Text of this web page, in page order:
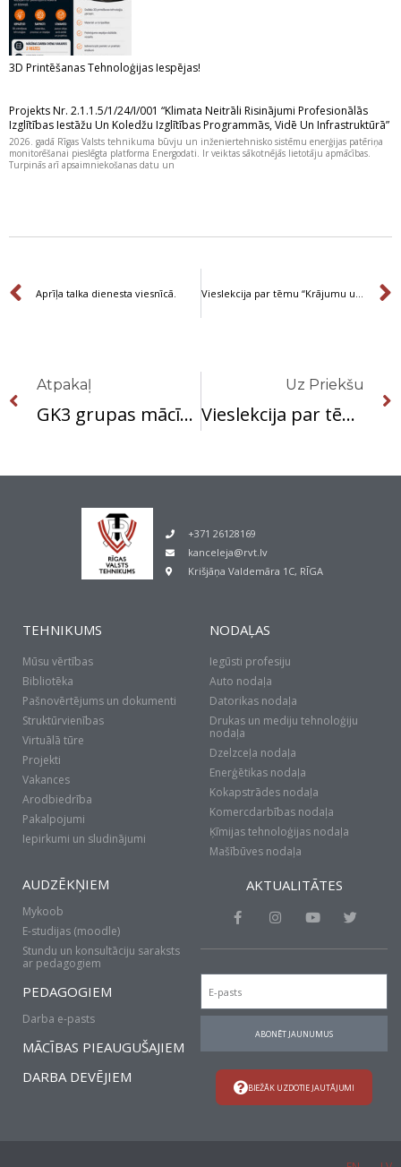
3D Printēšanas Tehnoloģijas Iespējas!
Projekts Nr. 2.1.1.5/1/24/I/001 “Klimata Neitrāli Risinājumi Profesionālās
Izglītības Iestāžu Un Koledžu Izglītības Programmās, Vidē Un Infrastruktūrā”
2026. gadā Rīgas Valsts tehnikuma būvju un inženiertehnisko sistēmu enerģijas patēriņa
monitorēšanai pieslēgta platforma Energodati. Ir veiktas sākotnējās lietotāju apmācības.
Turpinās arī apsaimniekošanas datu un
Prev
Aprīļa talka dienesta viesnīcā.
Atpakaļ
GK3 grupas mācību ekskursija akciju sabiedrībā “Citadele banka”.
Uz Priekšu
Vieslekcija par tēmu “Krājumu uzskaites dokumentācija”.
+371 26128169
kanceleja@rvt.lv
Krišjāņa Valdemāra 1C, RĪGA
TEHNIKUMS
Mūsu vērtības
Bibliotēka
Pašnovērtējums un dokumenti
Struktūrvienības
Virtuālā tūre
Projekti
Vakances
Arodbiedrība
Pakalpojumi
Iepirkumi un sludinājumi
NODAĻAS
Iegūsti profesiju
Auto nodaļa
Datorikas nodaļa
Drukas un mediju tehnoloģiju
nodaļa
Dzelzceļa nodaļa
Enerģētikas nodaļa
Kokapstrādes nodaļa
Komercdarbības nodaļa
Ķīmijas tehnoloģijas nodaļa
Mašībūves nodaļa
AUDZĒKŅIEM
Mykoob
E-studijas (moodle)
Stundu un konsultāciju saraksts
ar pedagogiem
PEDAGOGIEM
Darba e-pasts
MĀCĪBAS PIEAUGUŠAJIEM
DARBA DEVĒJIEM
AKTUALITĀTES
F
a
b
o
k
I
a
a
Y
u
T
t
ABONĒT JAUNUMUS
BIEŽĀK UZDOTIE JAUTĀJUMI